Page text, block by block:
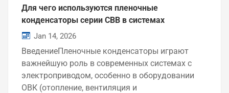
Для чего используются пленочные
конденсаторы серии CBB в системах
управления двигателями и системах
воздуха?
Jan 14, 2026
ВведениеПленочные конденсаторы играют
важнейшую роль в современных системах с
электроприводом, особенно в оборудовании
ОВК (отопление, вентиляция и